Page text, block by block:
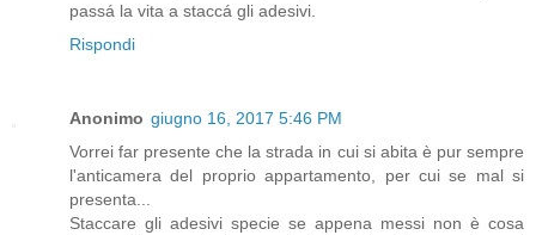
passá la vita a staccá gli adesivi.
Rispondi
Anonimo giugno 16, 2017 5:46 PM
Vorrei far presente che la strada in cui si abita è pur sempre
l'anticamera del proprio appartamento, per cui se mal si
presenta...
Staccare gli adesivi specie se appena messi non è cosa